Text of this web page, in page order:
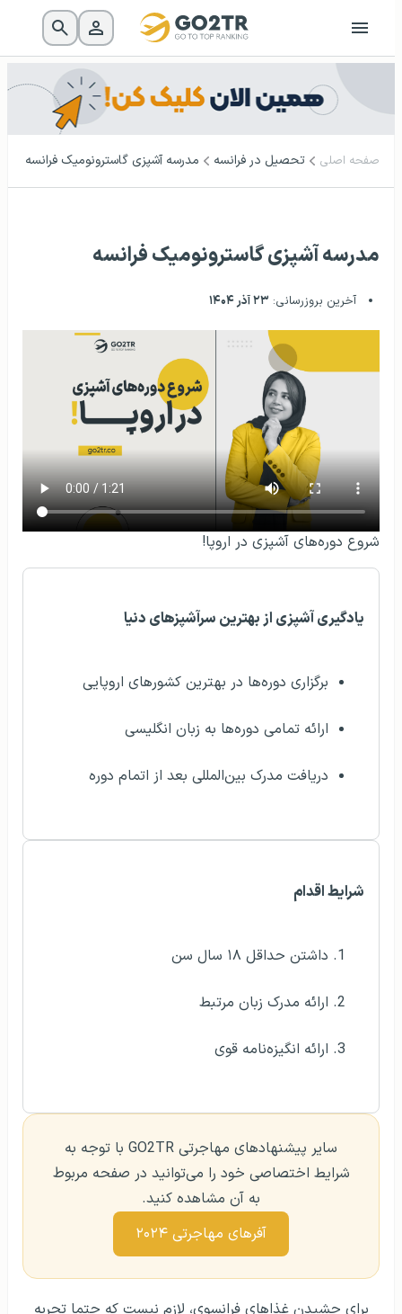
صفحه اصلی تحصیل در فرانسه مدرسه آشپزی گاسترونومیک فرانسه
مدرسه آشپزی گاسترونومیک فرانسه
آخرین بروزرسانی: ۲۳ آذر ۱۴۰۴
شروع دوره‌های آشپزی در اروپا!
یادگیری آشپزی از بهترین سرآشپزهای دنیا
برگزاری دوره‌ها در بهترین کشورهای اروپایی
ارائه تمامی دوره‌ها به زبان انگلیسی
دریافت مدرک بین‌المللی بعد از اتمام دوره
شرایط اقدام
داشتن حداقل ۱۸ سال سن
ارائه مدرک زبان مرتبط
ارائه انگیزه‌نامه قوی
سایر پیشنهادهای مهاجرتی GO2TR با توجه به
شرایط اختصاصی خود را می‌توانید در صفحه مربوط
به آن مشاهده کنید.
آفرهای مهاجرتی ۲۰۲۴
برای چشیدن غذاهای فرانسوی، لازم نیست که حتما تجربه